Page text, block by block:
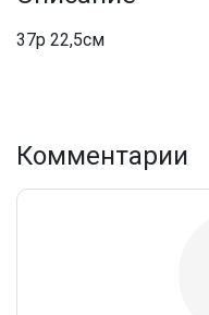
37р 22,5см
Комментарии